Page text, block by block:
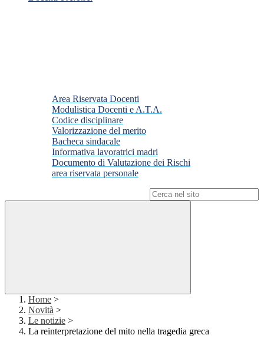
Area Riservata Docenti
Modulistica Docenti e A.T.A.
Codice disciplinare
Valorizzazione del merito
Bacheca sindacale
Informativa lavoratrici madri
Documento di Valutazione dei Rischi
area riservata personale
Home >
Novità >
Le notizie >
La reinterpretazione del mito nella tragedia greca